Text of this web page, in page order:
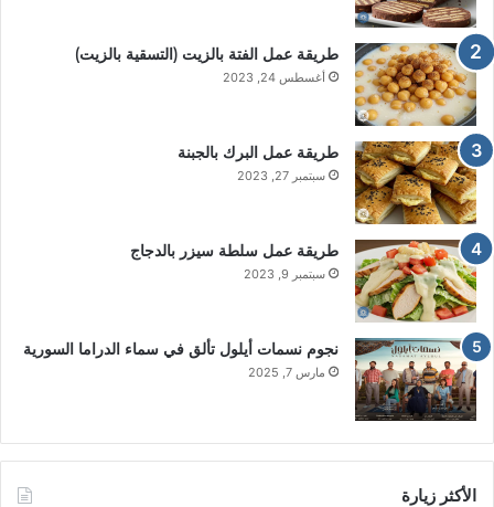
طريقة عمل الفتة بالزيت (التسقية بالزيت)
أغسطس 24, 2023
طريقة عمل البرك بالجبنة
سبتمبر 27, 2023
طريقة عمل سلطة سيزر بالدجاج
سبتمبر 9, 2023
نجوم نسمات أيلول تألق في سماء الدراما السورية
مارس 7, 2025
الأكثر زيارة